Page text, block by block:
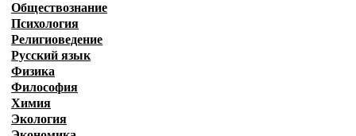
Обществознание
Психология
Религиоведение
Русский язык
Физика
Философия
Химия
Экология